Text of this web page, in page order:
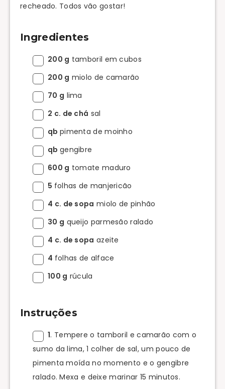
recheado. Todos vão gostar!
Ingredientes
200 g tamboril em cubos
200 g miolo de camarão
70 g lima
2 c. de chá sal
qb pimenta de moinho
qb gengibre
600 g tomate maduro
5 folhas de manjericão
4 c. de sopa miolo de pinhão
30 g queijo parmesão ralado
4 c. de sopa azeite
4 folhas de alface
100 g rúcula
Instruções
1. Tempere o tamboril e camarão com o
sumo da lima, 1 colher de sal, um pouco de
pimenta moída no momento e o gengibre
ralado. Mexa e deixe marinar 15 minutos.